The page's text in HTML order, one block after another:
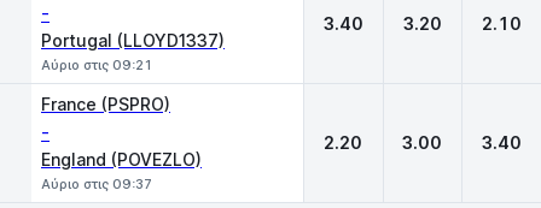
-
Portugal (LLOYD1337)
Αύριο στις 09:21
3.40 3.20 2.10
France (PSPRO)
-
England (POVEZLO)
Αύριο στις 09:37
2.20 3.00 3.40